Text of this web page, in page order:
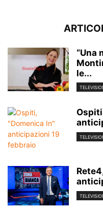
“Una
le...